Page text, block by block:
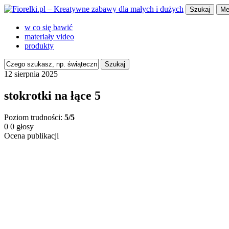
Szukaj
w co się bawić
materiały video
produkty
Szukaj
12 sierpnia 2025
stokrotki na łące 5
Poziom trudności: 5/5
0 0 głosy
Ocena publikacji